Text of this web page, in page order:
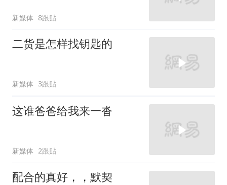
新媒体 8跟贴
二货是怎样找钥匙的
新媒体 3跟贴
这谁爸爸给我来一沓
新媒体 2跟贴
配合的真好，，默契